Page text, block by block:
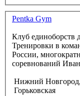
Pentka Gym
Клуб единоборств
Тренировки в
России,
соревнований
Нижний Новгород,
Горьковская